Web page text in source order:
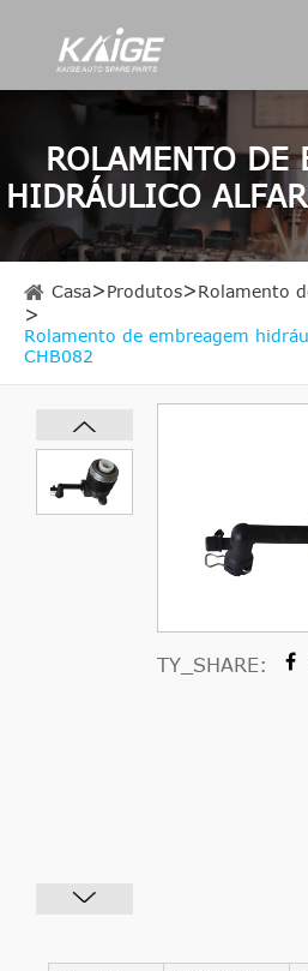
ROLAMENTO DE
HIDRÁULICO
Casa Produtos Rolamento
Rolamento de embreagem
CHB082
TY_SHARE: